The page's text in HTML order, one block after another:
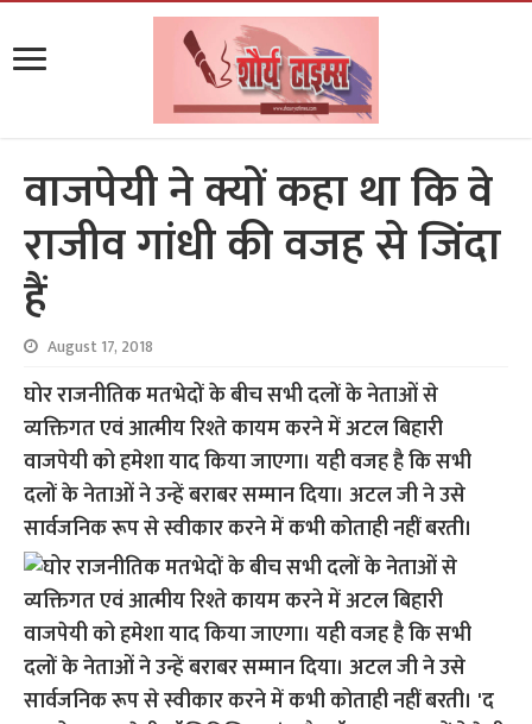
वाजपेयी ने क्यों कहा था कि वे
राजीव गांधी की वजह से जिंदा
हैं
August 17, 2018
घोर राजनीतिक मतभेदों के बीच सभी दलों के नेताओं से
व्यक्तिगत एवं आत्मीय रिश्ते कायम करने में अटल बिहारी
वाजपेयी को हमेशा याद किया जाएगा। यही वजह है कि सभी
दलों के नेताओं ने उन्हें बराबर सम्मान दिया। अटल जी ने उसे
सार्वजनिक रूप से स्वीकार करने में कभी कोताही नहीं बरती।